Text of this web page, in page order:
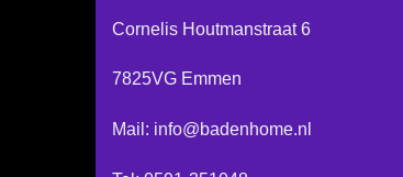
Cornelis Houtmanstraat 6
7825VG Emmen
Mail: info@badenhome.nl